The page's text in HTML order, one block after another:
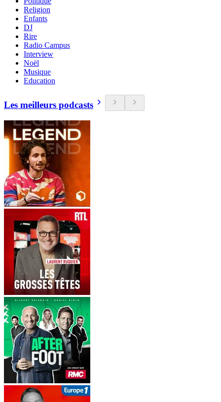
Religion
Enfants
DJ
Rire
Radio Campus
Interview
Noël
Musique
Education
Les meilleurs podcasts